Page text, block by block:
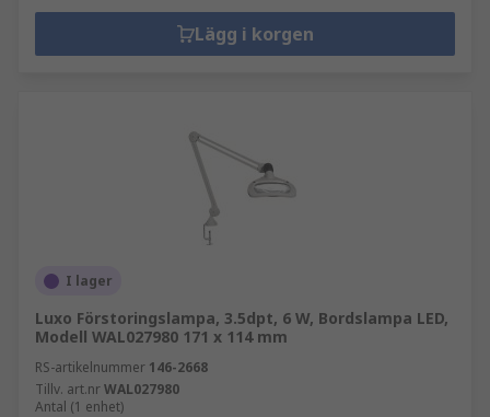
Lägg i korgen
I lager
Luxo Förstoringslampa, 3.5dpt, 6 W, Bordslampa LED,
Modell WAL027980 171 x 114 mm
RS-artikelnummer 146-2668
Tillv. art.nrWAL027980
Antal (1 enhet)